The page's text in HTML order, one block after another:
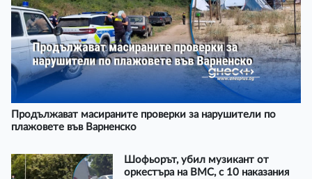
Продължават масираните проверки за нарушители по
плажовете във Варненско
Шофьорът, убил музикант от
оркестъра на ВМС, с 10 наказания